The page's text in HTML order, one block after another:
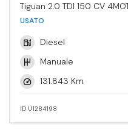
Tiguan 2.0 TDI 150 CV
Tech.
USATO
Diesel
Manuale
131.843 Km
ID U1284198